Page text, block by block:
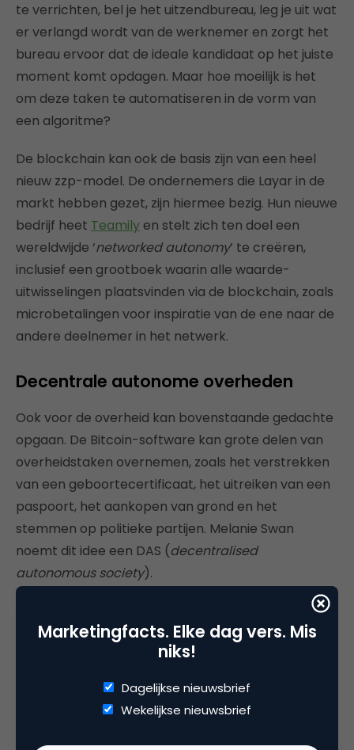
te verrichten, bel je het uitzendbureau, leg je uit wat
er verlangd wordt van de werknemer en zorgt het
bureau ervoor dat de ideale kandidaat op het juiste
moment komt opdagen. Maar hoe moeilijk is het
om deze taken te automatiseren in de vorm van
een algoritme?
De blockchain kan ook de basis zijn van een heel
nieuw zzp-model. De ondernemers die Layar in de
markt hebben gezet, zijn hiermee bezig. Hun nieuwe
bedrijf heet Teamily en stelt zich ten doel een
wereldwijde ‘networked autonomy’ te creëren,
inclusief een grootboek waarin alle waarde-
uitwisselingen plaatsvinden via de blockchain, zoals
microbetalingen voor inspiratie van de ene naar de
andere deelnemer in het netwerk.
Decentrale autonome overheden
Ook voor de overheid kan bovenstaande gedachte
opgaan. De Bitcoin-software kan grote delen van
overheidstaken overnemen, zoals het verstrekken
van een geboortecertificaat, het uitreiken van een
paspoort, het aankopen van grond en het
stemmen op politieke partijen. Melanie Swan
noemt dit idee een DAS (decentralised
autonomous society).
blockchaingedachte voor de overheid het verst.
Blockchains, not borders
volgens oprichtster Susanne Tarkowski Tempelhof
het beste te omschrijven als een
overheid. Een van de pilotprojecten is het
verstrekken van een blockchain-ID.
Marketingfacts. Elke dag vers. Mis
niks!
Dagelijkse nieuwsbrief
Wekelijkse nieuwsbrief